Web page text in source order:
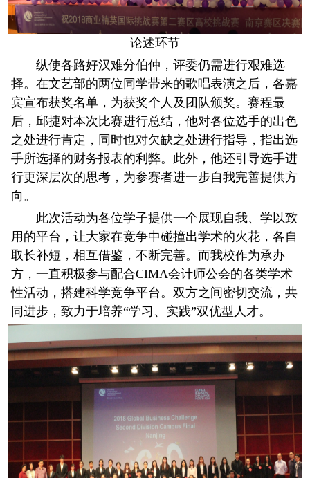
论述环节
纵使各路好汉难分伯仲，评委仍需进行艰难选
择。在文艺部的两位同学带来的歌唱表演之后，各嘉
宾宣布获奖名单，为获奖个人及团队颁奖。赛程最
后，邱捷对本次比赛进行总结，他对各位选手的出色
之处进行肯定，同时也对欠缺之处进行指导，指出选
手所选择的财务报表的利弊。此外，他还引导选手进
行更深层次的思考，为参赛者进一步自我完善提供方
向。
此次活动为各位学子提供一个展现自我、学以致
用的平台，让大家在竞争中碰撞出学术的火花，各自
取长补短，相互借鉴，不断完善。而我校作为承办
方，一直积极参与配合CIMA会计师公会的各类学术
性活动，搭建科学竞争平台。双方之间密切交流，共
同进步，致力于培养“学习、实践”双优型人才。